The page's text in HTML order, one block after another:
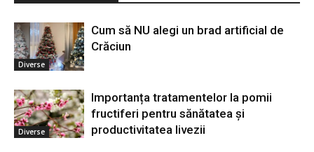
Diverse
Cum să NU alegi un brad artificial de
Crăciun
Diverse
Importanța tratamentelor la pomii
fructiferi pentru sănătatea și
productivitatea livezii